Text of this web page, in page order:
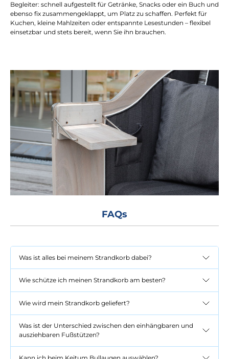
Begleiter: schnell aufgestellt für Getränke, Snacks oder ein Buch und
ebenso fix zusammengeklappt, um Platz zu schaffen. Perfekt für
Kuchen, kleine Mahlzeiten oder entspannte Lesestunden – flexibel
einsetzbar und stets bereit, wenn Sie ihn brauchen.
FAQs
Was ist alles bei meinem Strandkorb dabei?
Wie schütze ich meinen Strandkorb am besten?
Wie wird mein Strandkorb geliefert?
Was ist der Unterschied zwischen den einhängbaren und
ausziehbaren Fußstützen?